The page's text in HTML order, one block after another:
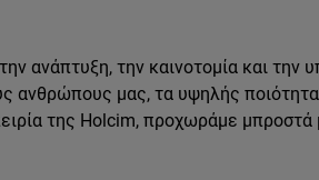
ανάπτυξη, την καινοτομία και την
ανθρώπους μας, τα υψηλής
της Holcim, προχωράμε μπροστά